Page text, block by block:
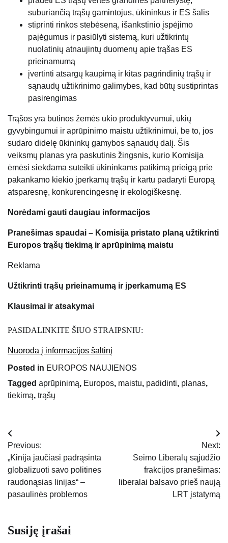
suburiančią trąšų gamintojus, ūkininkus ir ES šalis
stiprinti rinkos stebėseną, išankstinio įspėjimo
pajėgumus ir pasiūlyti sistemą, kuri užtikrintų
nuolatinių atnaujintų duomenų apie trąšas ES
prieinamumą
įvertinti atsargų kaupimą ir kitas pagrindinių trąšų ir
sąnaudų užtikrinimo galimybes, kad būtų sustiprintas
pasirengimas
Trąšos yra būtinos žemės ūkio produktyvumui, ūkių
gyvybingumui ir aprūpinimo maistu užtikrinimui, be to, jos
sudaro didelę ūkininkų gamybos sąnaudų dalį. Šis
veiksmų planas yra paskutinis žingsnis, kurio Komisija
ėmėsi siekdama suteikti ūkininkams patikimą prieigą prie
pakankamo kiekio įperkamų trąšų ir kartu padaryti Europą
atsparesnę, konkurencingesnę ir ekologiškesnę.
Norėdami gauti daugiau informacijos
Pranešimas spaudai – Komisija pristato planą užtikrinti
Europos trąšų tiekimą ir aprūpinimą maistu
Reklama
Užtikrinti trąšų prieinamumą ir įperkamumą ES
Klausimai ir atsakymai
PASIDALINKITE ŠIUO STRAIPSNIU:
Nuoroda į informacijos šaltinį
Posted in EUROPOS NAUJIENOS
Tagged aprūpinimą, Europos, maistu, padidinti, planas,
tiekimą, trąšų
Navigacija
tarp
įrašų
Previous:
„Kinija jaučiasi padrąsinta
globalizuoti savo politines
raudonąsias linijas“ –
pasaulinės problemos
Next:
Seimo Liberalų sąjūdžio
frakcijos pranešimas:
liberalai balsavo prieš naują
LRT įstatymą
Susiję įrašai